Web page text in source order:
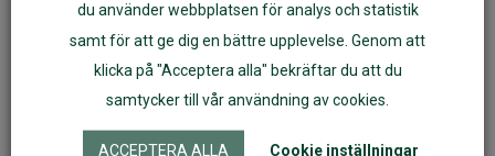
ekologisk merinoull
du använder webbplatsen för analys och statistik
samt för att ge dig en bättre upplevelse. Genom att
klicka på "Acceptera alla" bekräftar du att du
samtycker till vår användning av cookies.
ACCEPTERA ALLA Cookie inställningar